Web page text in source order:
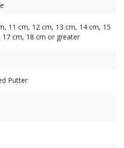
11 cm, 12 cm, 13 cm, 14 cm, 15
17 cm, 18 cm or greater
Putter